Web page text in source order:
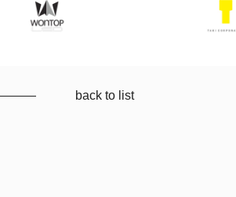
back to list